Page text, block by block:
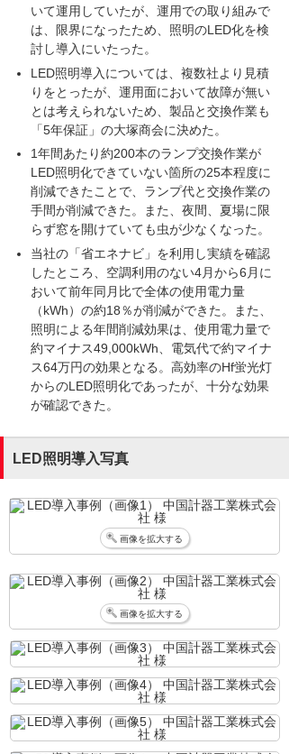
いて運用していたが、運用での取り組みで
は、限界になったため、照明のLED化を検
討し導入にいたった。
LED照明導入については、複数社より見積
りをとったが、運用面において故障が無い
とは考えられないため、製品と交換作業も
「5年保証」の大塚商会に決めた。
1年間あたり約200本のランプ交換作業が
LED照明化できていない箇所の25本程度に
削減できたことで、ランプ代と交換作業の
手間が削減できた。また、夜間、夏場に限
らず窓を開けていても虫が少なくなった。
当社の「省エネナビ」を利用し実績を確認
したところ、空調利用のない4月から6月に
おいて前年同月比で全体の使用電力量
（kWh）の約18％が削減ができた。また、
照明による年間削減効果は、使用電力量で
約マイナス49,000kWh、電気代で約マイナ
ス64万円の効果となる。高効率のHf蛍光灯
からのLED照明化であったが、十分な効果
が確認できた。
LED照明導入写真
画像を拡大する
画像を拡大する